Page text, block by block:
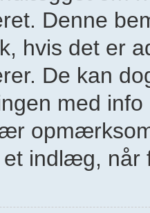
Denne
hvis det er
De kan
med
et indlæg, når